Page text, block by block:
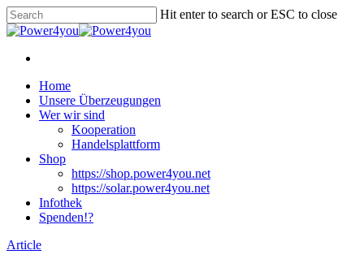
Skip
to
content
Hit enter to search or ESC to close
Close
Menu
Menu
Home
Unsere Überzeugungen
Wer wir sind
Kooperation
Handelsplattform
Shop
https://shop.power4you.net
https://solar.power4you.net
Infothek
Spenden!?
Article